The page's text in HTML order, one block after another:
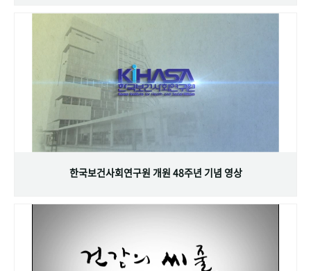
VR 역사관
한국보건사회연구원 개원 48주년 기념 영상